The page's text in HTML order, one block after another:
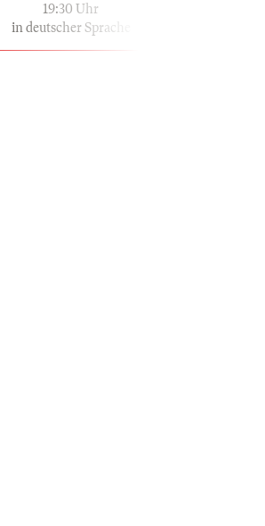
19:30 Uhr
in deutscher Sprache